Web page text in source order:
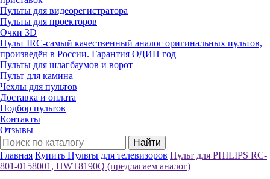
Пульты для видеорегистратора
Пульты для проекторов
Очки 3D
Пульт IRC-самый качественный аналог оригинальных пультов,
произведён в России. Гарантия ОДИН год
Пульты для шлагбаумов и ворот
Пульт для камина
Чехлы для пультов
Доставка и оплата
Подбор пультов
Контакты
Отзывы
Найти
Главная Купить Пульты для телевизоров Пульт для PHILIPS RC-
801-0158001, HWT8190Q (предлагаем аналог)